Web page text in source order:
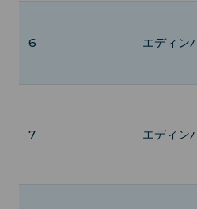
6 エディン
7 エディン